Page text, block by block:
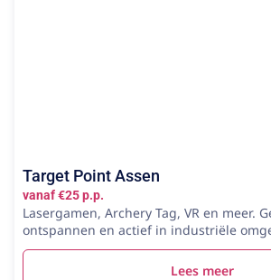
Target Point Assen
vanaf €25 p.p.
Lasergamen, Archery Tag, VR en meer.
ontspannen en actief in industriële
Lees meer